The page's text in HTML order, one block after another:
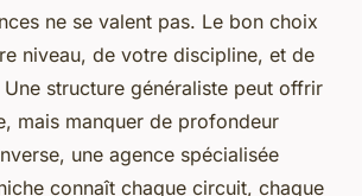
ne se valent pas. Le bon choix
niveau, de votre discipline, et de
structure généraliste peut offrir
mais manquer de profondeur
une agence spécialisée
connaît chaque circuit, chaque